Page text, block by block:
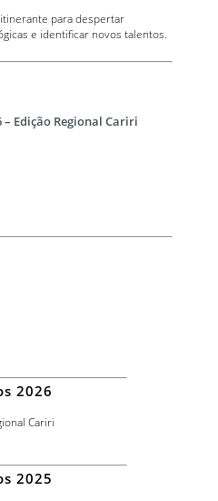
para despertar
e identificar novos talentos.
– Edição Regional Cariri
2026
Cariri
2025